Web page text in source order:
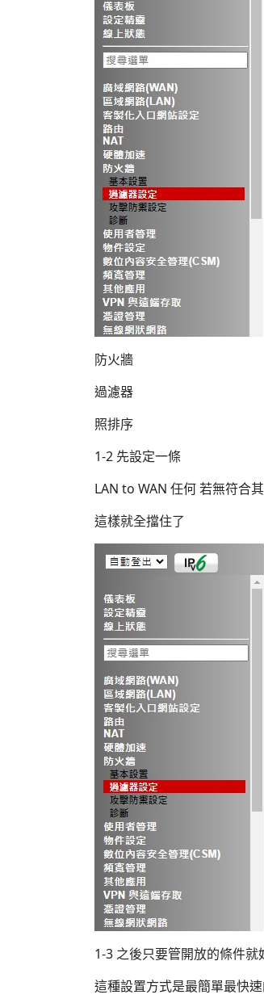
防火牆
過濾器
照排序
1-2 先設定一條
LAN to WAN 任何 若無符合
這樣就全擋住了
1-3 之後只要管開放的條件就
這種設置方式是最簡單最快